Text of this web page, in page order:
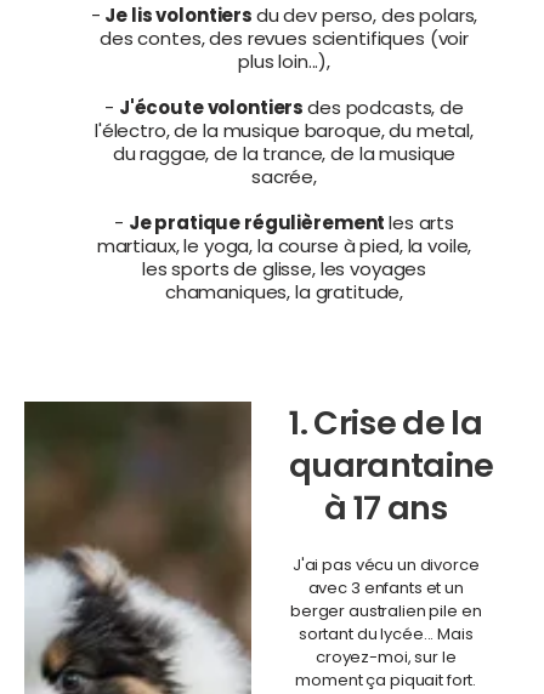
- Je lis volontiersdu dev perso, des polars,
des contes, des revues scientifiques (voir
plus loin...),
- J'écoute volontiersdes podcasts, de
l'électro, de la musique baroque, du metal,
du raggae, de la trance, de la musique
sacrée,
- Je pratique régulièrementles arts
martiaux, le yoga, la course à pied, la voile,
les sports de glisse, les voyages
chamaniques, la gratitude,
1. Crise de la
quarantaine
à 17 ans
J'ai pas vécu un divorce
avec 3 enfants et un
berger australien pile en
sortant du lycée... Mais
croyez-moi, sur le
moment ça piquait fort.